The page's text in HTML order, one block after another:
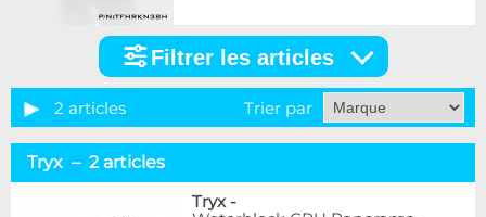
articles
Catégorie
Socket AMD64
Filtrer les articles
2 articles Trier par
Tryx – 2 articles
Tryx-